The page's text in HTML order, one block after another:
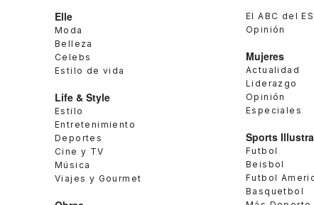
Elle
Moda
Belleza
Celebs
Estilo de vida
Life & Style
Estilo
Entretenimiento
Deportes
Cine y TV
Música
Viajes y Gourmet
El ABC del
Opinión
Mujeres
Actualidad
Liderazgo
Opinión
Especiales
Sports
Futbol
Beisbol
Futbol
Basquetbol